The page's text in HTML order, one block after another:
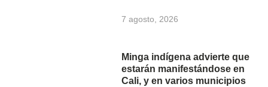
7 agosto, 2026
Minga indígena advierte que
estarán manifestándose en
Cali, y en varios municipios